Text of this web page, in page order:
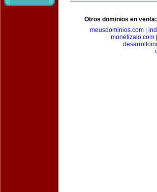
Otros dominios en venta:
meusdominios.com|
monetizalo.com|